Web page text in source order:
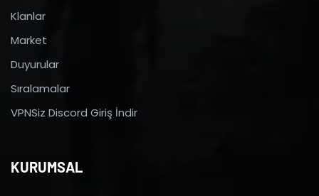
Klanlar
Market
Duyurular
Sıralamalar
VPNSiz Discord Giriş İndir
KURUMSAL